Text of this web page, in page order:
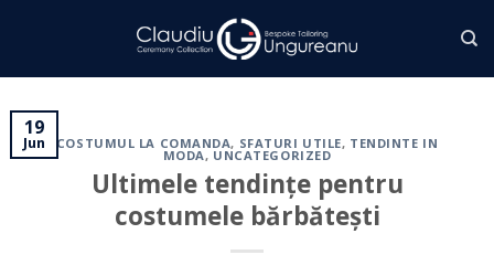
19
Jun COSTUMUL LA COMANDA, SFATURI UTILE, TENDINTE IN
MODA, UNCATEGORIZED
Ultimele tendințe pentru
costumele bărbătești